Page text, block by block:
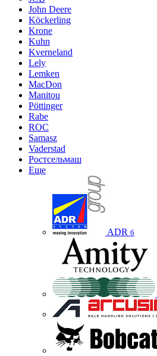
John Deere
Köckerling
Krone
Kuhn
Kverneland
Lely
Lemken
MacDon
Manitou
Pöttinger
Rabe
ROC
Samasz
Vaderstad
Ростсельмаш
Еще
ADR 6